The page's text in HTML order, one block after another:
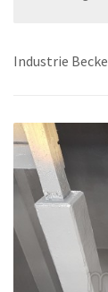
Industrie